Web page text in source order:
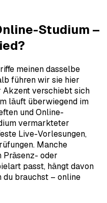
Studium –
meinen dasselbe
führen wir sie hier
Akzent verschiebt sich
läuft überwiegend im
und Online-
vermarkteter
Live-Vorlesungen,
Manche
Präsenz- oder
passt, hängt davon
du brauchst – online